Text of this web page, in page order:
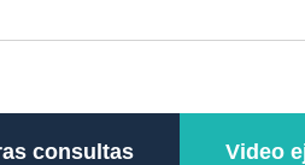
consultas Video